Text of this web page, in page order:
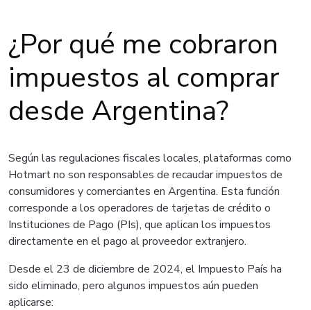
¿Por qué me cobraron
impuestos al comprar
desde Argentina?
Según las regulaciones fiscales locales, plataformas como
Hotmart no son responsables de recaudar impuestos de
consumidores y comerciantes en Argentina. Esta función
corresponde a los operadores de tarjetas de crédito o
Instituciones de Pago (PIs), que aplican los impuestos
directamente en el pago al proveedor extranjero.
Desde el 23 de diciembre de 2024, el Impuesto País ha
sido eliminado, pero algunos impuestos aún pueden
aplicarse: